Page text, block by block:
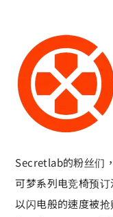
Secretlab的粉丝们
可梦系列电竞椅预
以闪电般的速度被